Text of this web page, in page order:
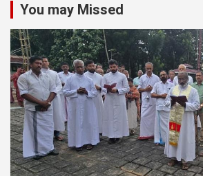
You may Missed